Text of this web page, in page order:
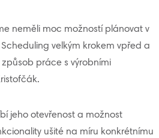
neměli moc možností plánovat v
velkým krokem vpřed a
práce s výrobními
jeho otevřenost a možnost
ušité na míru konkrétnímu